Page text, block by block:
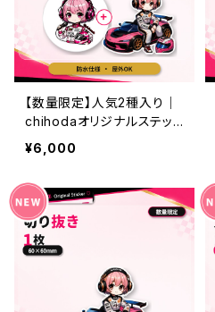
【数量限定】人気2種入り｜
chihodaオリジナルステッ
カー豪華10枚セット｜車・バ
イク・PCにも◎
¥6,000